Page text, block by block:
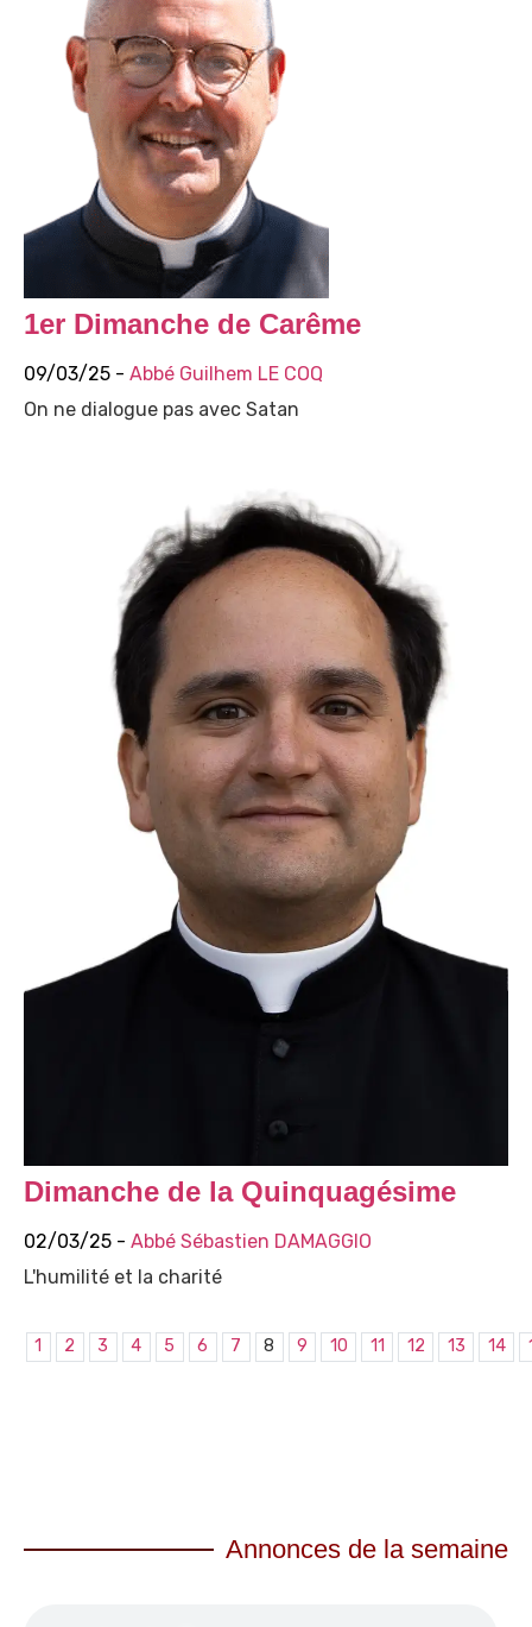
1er Dimanche de Carême
09/03/25 - Abbé Guilhem LE COQ
On ne dialogue pas avec Satan
Dimanche de la Quinquagésime
02/03/25 - Abbé Sébastien DAMAGGIO
L'humilité et la charité
1 2 3 4 5 6 7 8 9 10 11 12 13 14
Annonces de la semaine